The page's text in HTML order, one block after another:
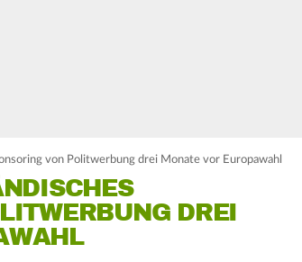
von Politwerbung drei Monate vor Europawahl
DREI